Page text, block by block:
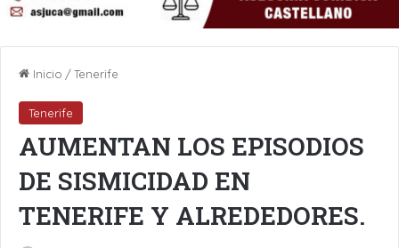
Inicio /Tenerife
Tenerife
AUMENTAN LOS EPISODIOS
DE SISMICIDAD EN
TENERIFE Y ALREDEDORES.